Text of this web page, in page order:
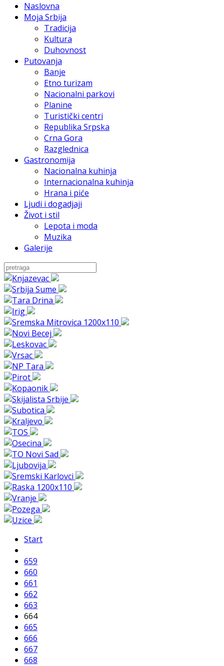
Naslovna
Moja Srbija
Tradicija
Kultura
Duhovnost
Putovanja
Banje
Etno turizam
Nacionalni parkovi
Planine
Turistički centri
Republika Srpska
Crna Gora
Razglednica
Gastronomija
Nacionalna kuhinja
Internacionalna kuhinja
Hrana i piće
Ljudi i dogadjaji
Život i stil
Lepota i moda
Muzika
Galerije
Start
659
660
661
662
663
664
665
666
667
668